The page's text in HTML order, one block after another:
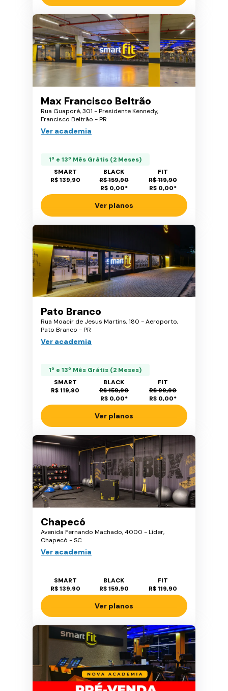
Max Francisco Beltrão
Rua Guaporé, 301 - Presidente Kennedy,
Francisco Beltrão - PR
Ver academia
1º e 13º Mês Grátis (2 Meses)
SMART
R$ 139,90
BLACK
R$ 159,90
R$ 0,00*
FIT
R$ 119,90
R$ 0,00*
Ver planos
Pato Branco
Rua Moacir de Jesus Martins, 180 - Aeroporto,
Pato Branco - PR
Ver academia
1º e 13º Mês Grátis (2 Meses)
SMART
R$ 119,90
BLACK
R$ 159,90
R$ 0,00*
FIT
R$ 99,90
R$ 0,00*
Ver planos
Chapecó
Avenida Fernando Machado, 4000 - Líder,
Chapecó - SC
Ver academia
SMART
R$ 139,90
BLACK
R$ 159,90
FIT
R$ 119,90
Ver planos